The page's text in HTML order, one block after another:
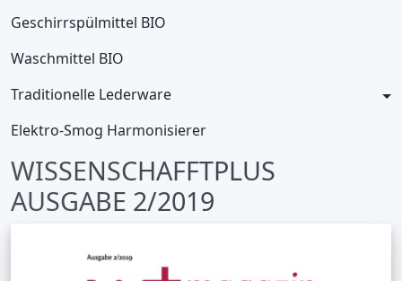
Geschirrspülmittel BIO
Waschmittel BIO
Traditionelle Lederware
Elektro-Smog Harmonisierer
WISSENSCHAFFTPLUS
AUSGABE 2/2019